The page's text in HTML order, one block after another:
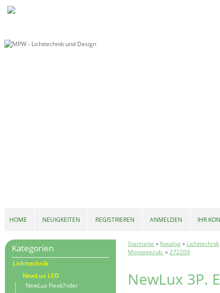
Startseite » Katalog» Lichttechnik
Montagezub. »272209
NewLux 3P.
Kategorien
Lichttechnik
NewLux LED
NewLux Flexb?nder
HOME NEUIGKEITEN REGISTRIEREN ANMELDEN IHR